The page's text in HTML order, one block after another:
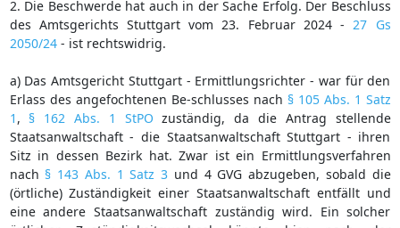
2. Die Beschwerde hat auch in der Sache Erfolg. Der Beschluss
des Amtsgerichts Stuttgart vom 23. Februar 2024 - 27 Gs
2050/24- ist rechtswidrig.
a) Das Amtsgericht Stuttgart - Ermittlungsrichter - war für den
Erlass des angefochtenen Be-schlusses nach § 105 Abs. 1 Satz
1 , § 162 Abs. 1 StPO zuständig, da die Antrag stellende
Staatsanwaltschaft - die Staatsanwaltschaft Stuttgart - ihren
Sitz in dessen Bezirk hat. Zwar ist ein Ermittlungsverfahren
nach § 143 Abs. 1 Satz 3 und 4 GVG abzugeben, sobald die
(örtliche) Zuständigkeit einer Staatsanwaltschaft entfällt und
eine andere Staatsanwaltschaft zuständig wird. Ein solcher